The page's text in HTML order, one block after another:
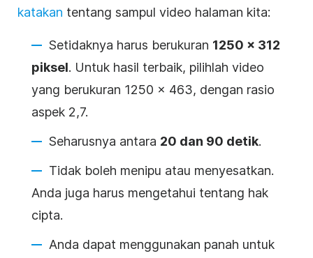
katakan tentang sampul video halaman kita:
Setidaknya harus berukuran 1250 x 312
piksel. Untuk hasil terbaik, pilihlah video
yang berukuran 1250 x 463, dengan rasio
aspek 2,7.
Seharusnya antara 20 dan 90 detik.
Tidak boleh menipu atau menyesatkan.
Anda juga harus mengetahui tentang hak
cipta.
Anda dapat menggunakan panah untuk